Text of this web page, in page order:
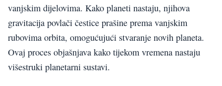
vanjskim dijelovima. Kako planeti nastaju, njihova
gravitacija povlači čestice prašine prema vanjskim
rubovima orbita, omogućujući stvaranje novih planeta.
Ovaj proces objašnjava kako tijekom vremena nastaju
višestruki planetarni sustavi.